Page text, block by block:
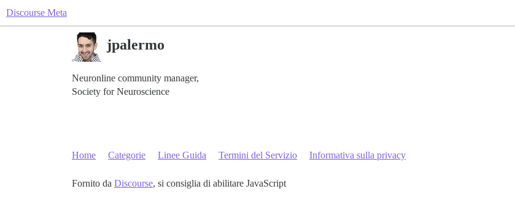
Discourse Meta
jpalermo
Neuronline community manager,
Society for Neuroscience
Home Categorie Linee Guida Termini del Servizio Informativa sulla privacy
Fornito da Discourse, si consiglia di abilitare JavaScript